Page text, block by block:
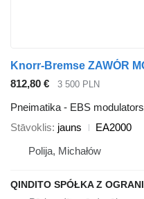
812,80 € 3 500 PLN
Pneimatika - EBS modulators
Stāvoklis jauns
EA2000
Polija, Michałów